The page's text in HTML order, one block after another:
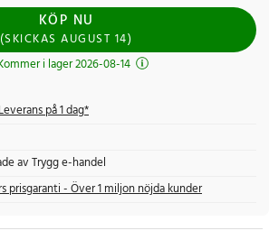
KÖP NU
(SKICKASAUGUST 14)
i lager 2026-08-14
på 1 dag*
av Trygg e-handel
prisgaranti - Över 1 miljon nöjda kunder